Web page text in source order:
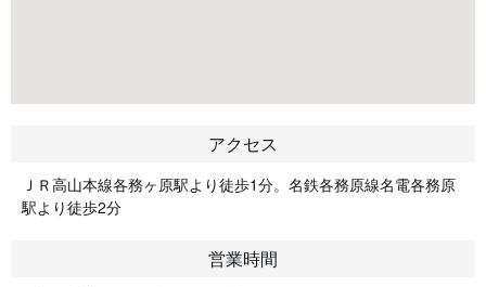
アクセス
ＪＲ高山本線各務ヶ原駅より徒歩1分。名鉄各務原線名電各務原
駅より徒歩2分
営業時間